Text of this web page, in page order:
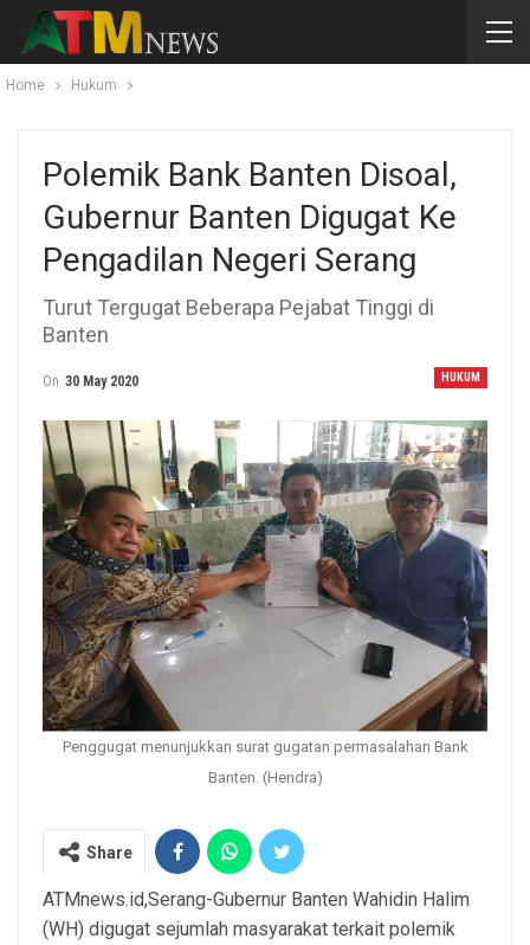
Home Hukum
Polemik Bank Banten Disoal,
Gubernur Banten Digugat Ke
Pengadilan Negeri Serang
Turut Tergugat Beberapa Pejabat Tinggi di
Banten
HUKUM
On 30 May 2020
Penggugat menunjukkan surat gugatan permasalahan Bank
Banten. (Hendra)
Share
ATMnews.id,Serang-Gubernur Banten Wahidin Halim
(WH) digugat sejumlah masyarakat terkait polemik